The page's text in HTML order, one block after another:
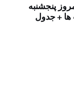
پنجشنبه